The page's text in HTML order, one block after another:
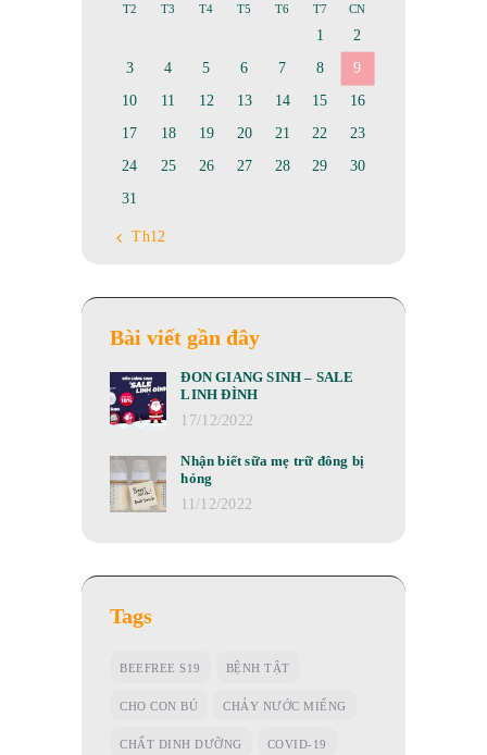
T2 T3 T4 T5 T6 T7 CN
1
2
3
4 5 6 7 8
9
10
11 12 13 14 15
16
17
18 19 20 21 22
23
24
25 26 27 28 29
30
31
« Th12
Bài viết gần đây
ĐÓN GIÁNG SINH – SALE
LINH ĐÌNH
17/12/2022
Nhận biết sữa mẹ trữ đông bị
hỏng
11/12/2022
Tags
BEEFREE S19 BỆNH TẬT
CHO CON BÚ CHẢY NƯỚC MIẾNG
CHẤT DINH DƯỠNG COVID-19